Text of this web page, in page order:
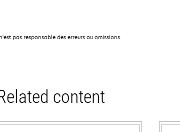
pas responsable des erreurs ou omissions.
content